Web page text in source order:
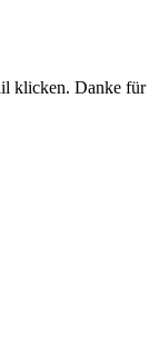
klicken. Danke für